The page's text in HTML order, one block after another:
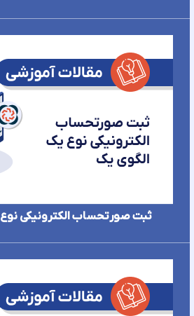
ثبت صورتحساب الکترونیکی نوع ۱ با الگوی فروش